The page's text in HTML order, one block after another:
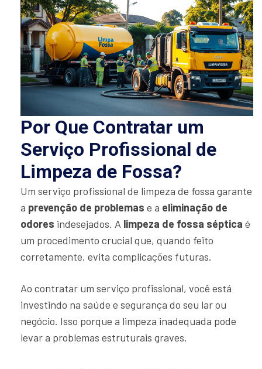
Por Que Contratar um
Serviço Profissional de
Limpeza de Fossa?
Um serviço profissional de limpeza de fossa garante
a prevenção de problemas e a eliminação de
odores indesejados. A limpeza de fossa séptica é
um procedimento crucial que, quando feito
corretamente, evita complicações futuras.
Ao contratar um serviço profissional, você está
investindo na saúde e segurança do seu lar ou
negócio. Isso porque a limpeza inadequada pode
levar a problemas estruturais graves.